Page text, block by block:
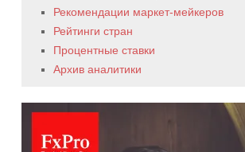
Рекомендации маркет-мейкеров
Рейтинги стран
Процентные ставки
Архив аналитики